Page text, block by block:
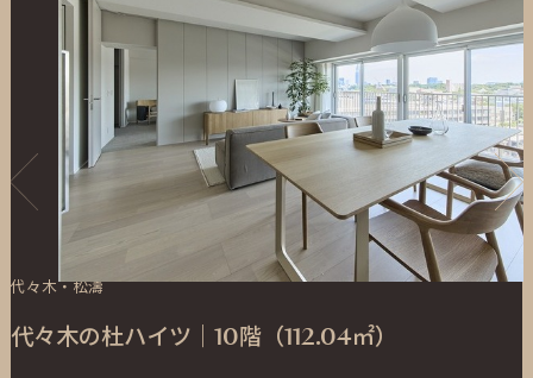
代々木・松濤
代々木の杜ハイツ｜10階（112.04㎡）